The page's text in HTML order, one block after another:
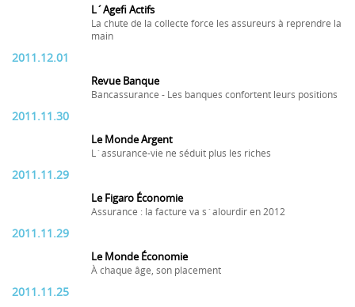
L´Agefi Actifs
La chute de la collecte force les assureurs à reprendre la
main
2011.12.01
Revue Banque
Bancassurance - Les banques confortent leurs positions
2011.11.30
Le Monde Argent
L´assurance-vie ne séduit plus les riches
2011.11.29
Le Figaro Économie
Assurance : la facture va s´alourdir en 2012
2011.11.29
Le Monde Économie
À chaque âge, son placement
2011.11.25